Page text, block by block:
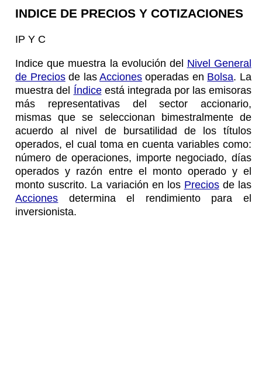
INDICE DE PRECIOS Y COTIZACIONES
IP Y C
Indice que muestra la evolución del Nivel General
de Preciosde lasAcciones operadas en Bolsa. La
muestra del Índiceestá integrada por las emisoras
más representativas del sector accionario,
mismas que se seleccionan bimestralmente de
acuerdo al nivel de bursatilidad de los títulos
operados, el cual toma en cuenta variables como:
número de operaciones, importe negociado, días
operados y razón entre el monto operado y el
monto suscrito. La variación en los Preciosde las
Acciones determina el rendimiento para el
inversionista.